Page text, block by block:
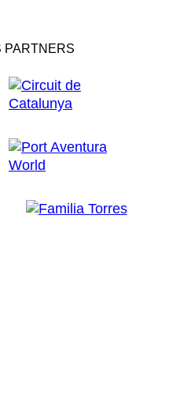
PARTNERS